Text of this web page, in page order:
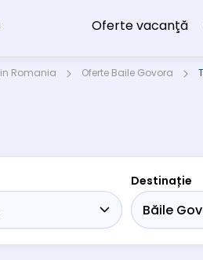
Oferte vacanţă
Romania Oferte Baile Govora
Destinație